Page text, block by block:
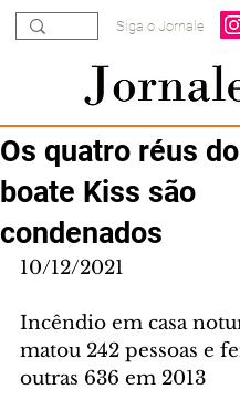
Siga o Jornale
Os quatro réus
boate Kiss são
condenados
10/12/2021
Incêndio em casa
matou 242 pessoas e
outras 636 em 2013